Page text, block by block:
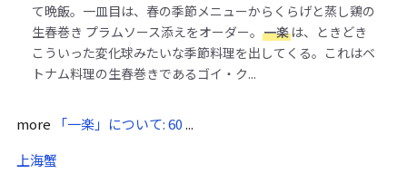
て晩飯。一皿目は、春の季節メニューからくらげと蒸し鶏の
生春巻き プラムソース添えをオーダー。 一楽は、ときどき
こういった変化球みたいな季節料理を出してくる。これはベ
トナム料理の生春巻きであるゴイ・ク...
more 「一楽」について: 60...
上海蟹